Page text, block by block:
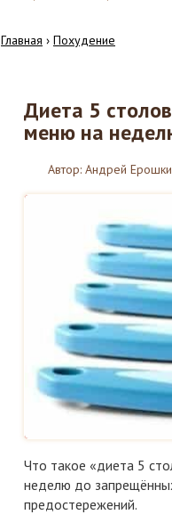
Главная › Похудение
Диета 5
меню на
Автор: Андрей
Что такое «диета 5
неделю до
предостережений.